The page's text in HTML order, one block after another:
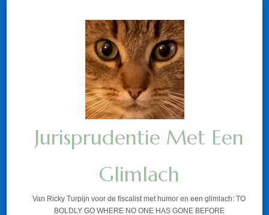
Jurisprudentie Met Een
Glimlach
Van Ricky Turpijn voor de fiscalist met humor en een glimlach: TO
BOLDLY GO WHERE NO ONE HAS GONE BEFORE